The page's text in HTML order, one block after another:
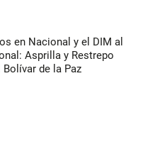
en Nacional y el DIM al
Asprilla y Restrepo
de la Paz